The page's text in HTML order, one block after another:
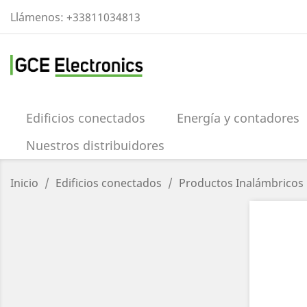
Llámenos: +33811034813
Edificios conectados
Energía y contadores
Nuestros distribuidores
Inicio Edificios conectados Productos Inalámbricos